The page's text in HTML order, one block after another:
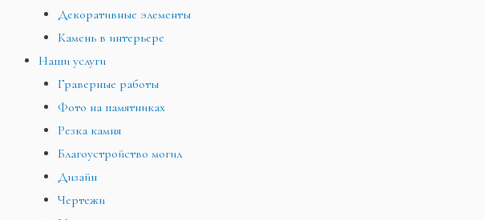
Декоративные элементы
Камень в интерьере
Наши услуги
Граверные работы
Фото на памятниках
Резка камня
Благоустройство могил
Дизайн
Чертежи